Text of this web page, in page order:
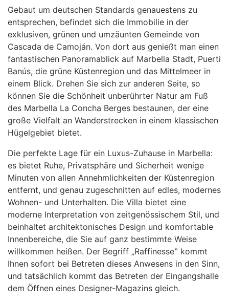
Gebaut um deutschen Standards genauestens zu
entsprechen, befindet sich die Immobilie in der
exklusiven, grünen und umzäunten Gemeinde von
Cascada de Camoján. Von dort aus genießt man einen
fantastischen Panoramablick auf Marbella Stadt, Puerti
Banús, die grüne Küstenregion und das Mittelmeer in
einem Blick. Drehen Sie sich zur anderen Seite, so
können Sie die Schönheit unberührter Natur am Fuß
des Marbella La Concha Berges bestaunen, der eine
große Vielfalt an Wanderstrecken in einem klassischen
Hügelgebiet bietet.
Die perfekte Lage für ein Luxus-Zuhause in Marbella:
es bietet Ruhe, Privatsphäre und Sicherheit wenige
Minuten von allen Annehmlichkeiten der Küstenregion
entfernt, und genau zugeschnitten auf edles, modernes
Wohnen- und Unterhalten. Die Villa bietet eine
moderne Interpretation von zeitgenössischem Stil, und
beinhaltet architektonisches Design und komfortable
Innenbereiche, die Sie auf ganz bestimmte Weise
willkommen heißen. Der Begriff „Raffinesse‟ kommt
Ihnen sofort bei Betreten dieses Anwesens in den Sinn,
und tatsächlich kommt das Betreten der Eingangshalle
dem Öffnen eines Designer-Magazins gleich.